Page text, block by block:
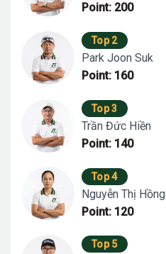
Point: 200
Top 2
Park Joon Suk
Point: 160
Top 3
Trần Đức Hiền
Point: 140
Top 4
Nguyễn Thị Hồng
Point: 120
Top 5